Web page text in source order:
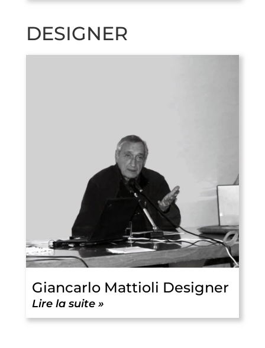
DESIGNER
Giancarlo Mattioli Designer
Lire la suite »